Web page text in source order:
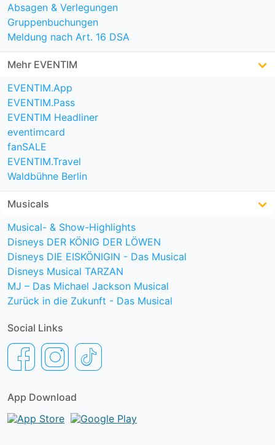
Absagen & Verlegungen
Gruppenbuchungen
Meldung nach Art. 16 DSA
Mehr EVENTIM
EVENTIM.App
EVENTIM.Pass
EVENTIM Headliner
eventimcard
fanSALE
EVENTIM.Travel
Waldbühne Berlin
Musicals
Musical- & Show-Highlights
Disneys DER KÖNIG DER LÖWEN
Disneys DIE EISKÖNIGIN - Das Musical
Disneys Musical TARZAN
MJ – Das Michael Jackson Musical
Zurück in die Zukunft - Das Musical
Social Links
App Download